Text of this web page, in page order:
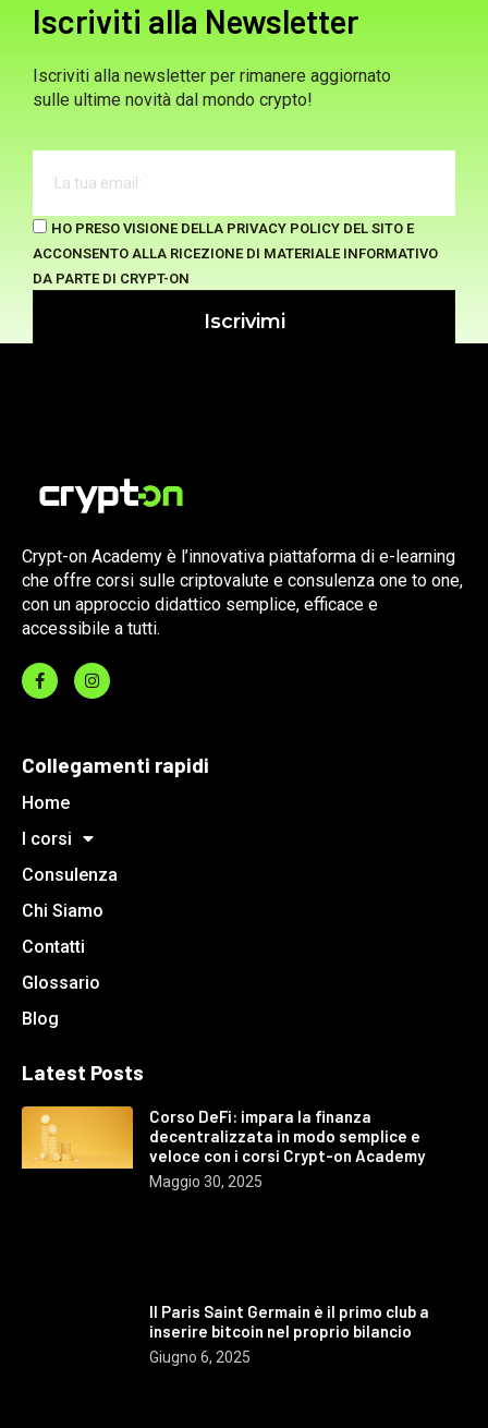
Iscriviti alla Newsletter
Iscriviti alla newsletter per rimanere aggiornato
sulle ultime novità dal mondo crypto!
HO PRESO VISIONE DELLA PRIVACY POLICY DEL SITO E
ACCONSENTO ALLA RICEZIONE DI MATERIALE INFORMATIVO
DA PARTE DI CRYPT-ON
Iscrivimi
Crypt-on Academy è l’innovativa piattaforma di e-learning
che offre corsi sulle criptovalute e consulenza one to one,
con un approccio didattico semplice, efficace e
accessibile a tutti.
Collegamenti rapidi
Home
I corsi
Consulenza
Chi Siamo
Contatti
Glossario
Blog
Latest Posts
Corso DeFi: impara la finanza
decentralizzata in modo semplice e
veloce con i corsi Crypt-on Academy
Maggio 30, 2025
Il Paris Saint Germain è il primo club a
inserire bitcoin nel proprio bilancio
Giugno 6, 2025